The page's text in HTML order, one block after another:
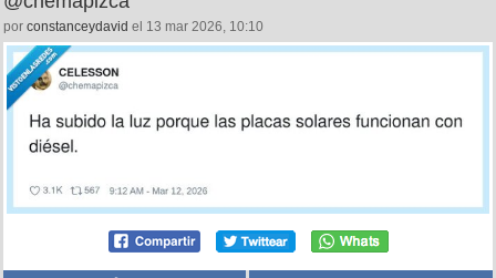
por constanceydavid el 13 mar 2026, 10:10